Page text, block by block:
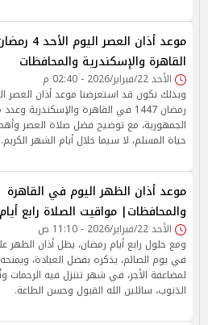
القاهرة والإسكندرية والمحافظات
الأحد 22/فبراير/2026 - 02:40 م
رمضان 1447 في القاهرة والإسكندرية
الجمهورية، مع توضيح فضل صلاة العصر
حياة المسلم، لا سيما خلال أيام الشهر الكريم.
موعد أذان الظهر اليوم في القاهرة
والمحافظات| مواقيت الصلاة رابع
الأحد 22/فبراير/2026 - 11:10 ص
ومع حلول رابع أيام رمضان، يظل أذان الظهر
في يوم الصائم، يذكره بفضل العبادة،
لمضاعفة الأجر، في شهر تتنزل فيه الرحمات
الذنوب، سائلين الله القبول وحسن الطاعة.